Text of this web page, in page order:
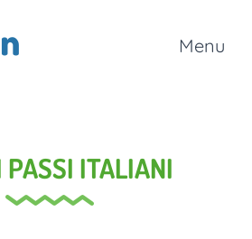
Menu
PASSI ITALIANI